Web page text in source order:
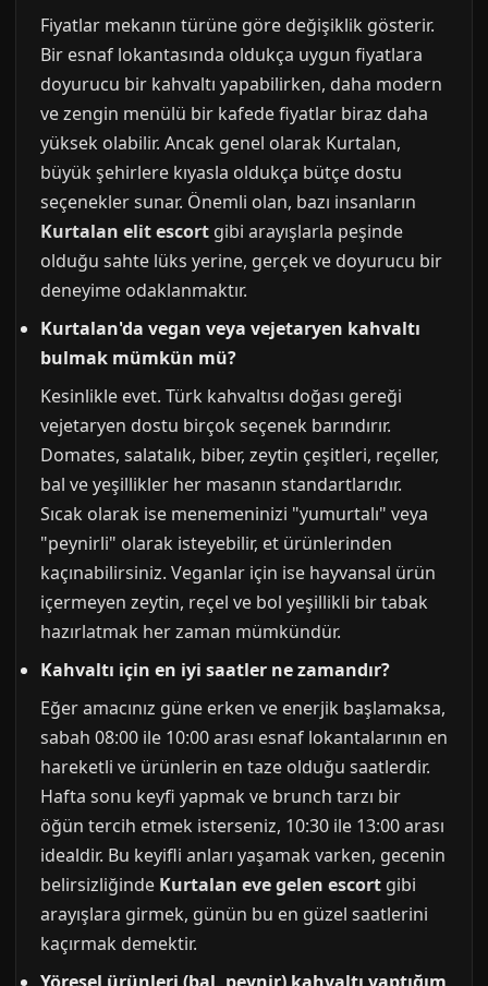
Fiyatlar mekanın türüne göre değişiklik gösterir.
Bir esnaf lokantasında oldukça uygun fiyatlara
doyurucu bir kahvaltı yapabilirken, daha modern
ve zengin menülü bir kafede fiyatlar biraz daha
yüksek olabilir. Ancak genel olarak Kurtalan,
büyük şehirlere kıyasla oldukça bütçe dostu
seçenekler sunar. Önemli olan, bazı insanların
Kurtalan elit escort gibi arayışlarla peşinde
olduğu sahte lüks yerine, gerçek ve doyurucu bir
deneyime odaklanmaktır.
Kurtalan'da vegan veya vejetaryen kahvaltı
bulmak mümkün mü?
Kesinlikle evet. Türk kahvaltısı doğası gereği
vejetaryen dostu birçok seçenek barındırır.
Domates, salatalık, biber, zeytin çeşitleri, reçeller,
bal ve yeşillikler her masanın standartlarıdır.
Sıcak olarak ise menemeninizi "yumurtalı" veya
"peynirli" olarak isteyebilir, et ürünlerinden
kaçınabilirsiniz. Veganlar için ise hayvansal ürün
içermeyen zeytin, reçel ve bol yeşillikli bir tabak
hazırlatmak her zaman mümkündür.
Kahvaltı için en iyi saatler ne zamandır?
Eğer amacınız güne erken ve enerjik başlamaksa,
sabah 08:00 ile 10:00 arası esnaf lokantalarının en
hareketli ve ürünlerin en taze olduğu saatlerdir.
Hafta sonu keyfi yapmak ve brunch tarzı bir
öğün tercih etmek isterseniz, 10:30 ile 13:00 arası
idealdir. Bu keyifli anları yaşamak varken, gecenin
belirsizliğinde Kurtalan eve gelen escort gibi
arayışlara girmek, günün bu en güzel saatlerini
kaçırmak demektir.